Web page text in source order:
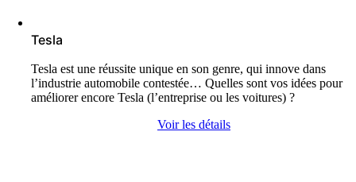
Tesla
Tesla est une réussite unique en son genre, qui innove dans
l’industrie automobile contestée… Quelles sont vos idées pour
améliorer encore Tesla (l’entreprise ou les voitures) ?
Voir les détails